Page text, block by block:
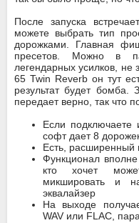
После запуска
можете выбрать тип
дорожками. Главная
пресетов. Можно в
легендарных усилков,
65 Twin Reverb он тут
результат будет бомба.
передает верно, так что
Если подключаете
софт дает 8
Есть, расширенный
Функционал
кто хочет
микшировать и
эквалайзер
На выходе
WAV или FLAC,